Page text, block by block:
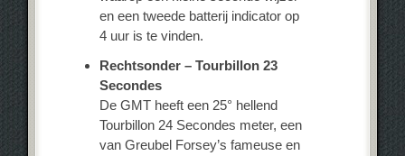
en een tweede batterij indicator op
4 uur is te vinden.
Rechtsonder – Tourbillon 23
Secondes
De GMT heeft een 25° hellend
Tourbillon 24 Secondes meter, een
van Greubel Forsey’s fameuse en